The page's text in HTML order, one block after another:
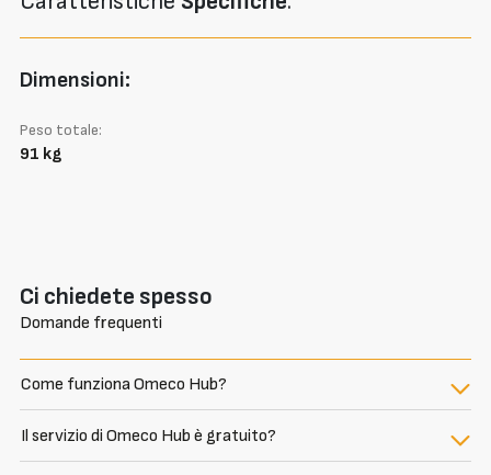
Dimensioni:
Peso totale:
91 kg
Ci chiedete spesso
Domande frequenti
Come funziona Omeco Hub?
Il servizio di Omeco Hub è gratuito?